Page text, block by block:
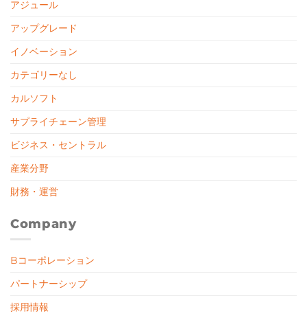
アジュール
アップグレード
イノベーション
カテゴリーなし
カルソフト
サプライチェーン管理
ビジネス・セントラル
産業分野
財務・運営
Company
Bコーポレーション
パートナーシップ
採用情報